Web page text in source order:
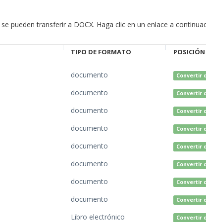
pueden transferir a DOCX. Haga clic en un enlace a
TIPO DE FORMATO POSICIÓN
documento Convertir
documento Convertir
documento Convertir
documento Convertir
documento Convertir
documento Convertir
documento Convertir
documento Convertir
Libro electrónico Convertir